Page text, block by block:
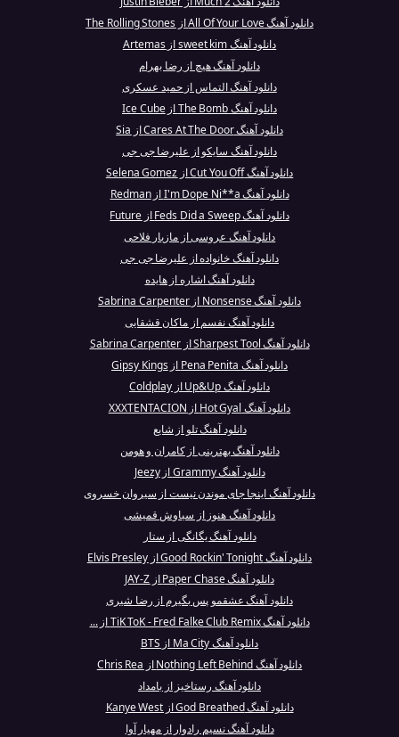
دانلود آهنگ All Of Your Love از The Rolling Stones
دانلود آهنگ sweet kim از Artemas
دانلود آهنگ هیچ از رضا بهرام
دانلود آهنگ التماس از حمید عسکری
دانلود آهنگ The Bomb از Ice Cube
دانلود آهنگ Cares At The Door از Sia
دانلود آهنگ سایکو از علیرضا جی جی
دانلود آهنگ Cut You Off از Selena Gomez
دانلود آهنگ I'm Dope Ni**a از Redman
دانلود آهنگ Feds Did a Sweep از Future
دانلود آهنگ عروسی از مازیار فلاحی
دانلود آهنگ خانواده از علیرضا جی جی
دانلود آهنگ اشاره از هایده
دانلود آهنگ Nonsense از Sabrina Carpenter
دانلود آهنگ نفسم از ماکان قشقایی
دانلود آهنگ Sharpest Tool از Sabrina Carpenter
دانلود آهنگ Pena Penita از Gipsy Kings
دانلود آهنگ Up&Up از Coldplay
دانلود آهنگ Hot Gyal از XXXTENTACION
دانلود آهنگ تلو از شایع
دانلود آهنگ بهترینی از کامران و هومن
دانلود آهنگ Grammy از Jeezy
دانلود آهنگ اینجا جاى موندن نیست از سیروان خسروی
دانلود آهنگ هنوز از سیاوش قمیشی
دانلود آهنگ یگانگی از ستار
دانلود آهنگ Good Rockin' Tonight از Elvis Presley
دانلود آهنگ Paper Chase از JAY-Z
دانلود آهنگ عشقمو پس بگیرم از رضا شیری
دانلود آهنگ TiK ToK - Fred Falke Club Remix از ...
دانلود آهنگ Ma City از BTS
دانلود آهنگ Nothing Left Behind از Chris Rea
دانلود آهنگ رستاخیز از بامداد
دانلود آهنگ God Breathed از Kanye West
دانلود آهنگ نسیم رادوار از مهیار آوا